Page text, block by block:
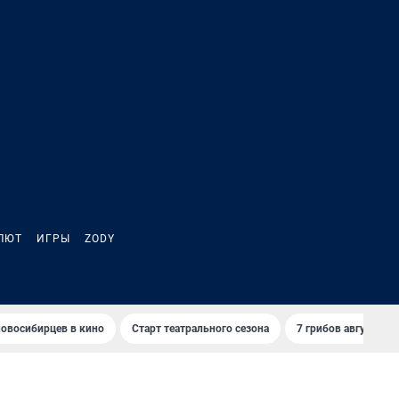
ИГРЫ ZODY
в кино Старт театрального сезона 7 грибов августа